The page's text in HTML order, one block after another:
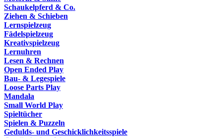
Schaukelpferd & Co.
Ziehen & Schieben
Lernspielzeug
Fädelspielzeug
Kreativspielzeug
Lernuhren
Lesen & Rechnen
Open Ended Play
Bau- & Legespiele
Loose Parts Play
Mandala
Small World Play
Spieltücher
Spielen & Puzzeln
Gedulds- und Geschicklichkeitsspiele